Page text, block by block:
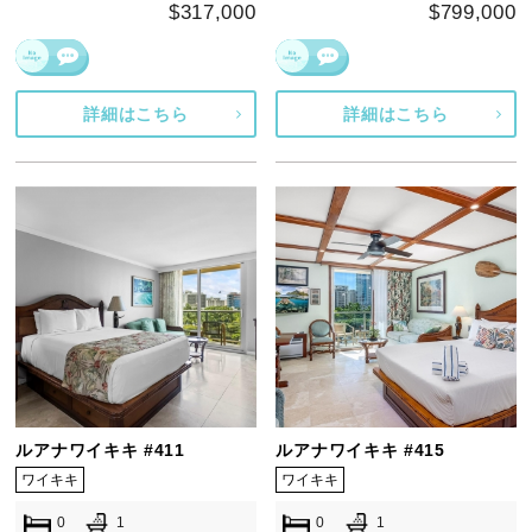
$317,000
詳細はこちら
$799,000
詳細はこちら
ルアナワイキキ #411
ワイキキ
0 1
ルアナワイキキ #415
ワイキキ
0 1